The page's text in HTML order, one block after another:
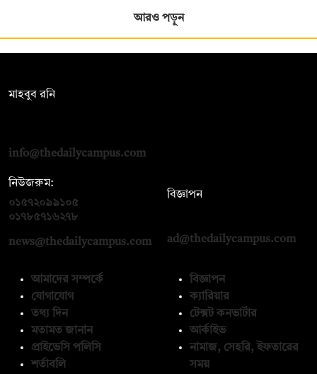
আরও পড়ুন
মাহবুব রনি
info@thedailycampus.com
নিউজরুম:
০১৫৭২০৯৯১০৫
০১৭৮৫৭১৬২৭৮
news@thedailycampus.com
বিজ্ঞাপন
ad@thedailycampus.com
আমাদের সম্পর্কে
যোগাযোগ
তথ্য দিন
মতামত জানান
প্রাইভেসি পলিসি
শর্তাবলি
বিজ্ঞাপন
ক্যারিয়ার
টেক্সট কনভার্টার
আর্কাইভ
নামাজ, সেহরি, ইফতারের
সময়